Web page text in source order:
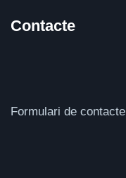
Contacte
Formulari de contacte